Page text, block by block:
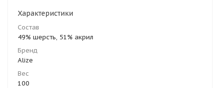
Характеристики
Состав
49% шерсть, 51% акрил
Бренд
Alize
Вес
100